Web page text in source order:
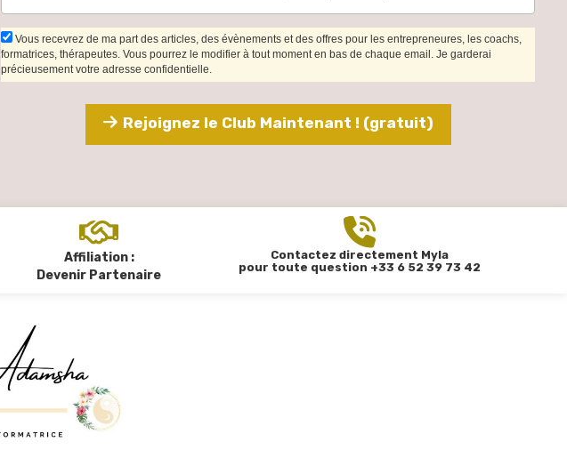
Vous recevrez de ma part des articles, des évènements et des offres pour les entrepreneures, les coachs,
formatrices, thérapeutes. Vous pourrez le modifier à tout moment en bas de chaque email. Je garderai
précieusement votre adresse confidentielle.
Rejoignez le Club Maintenant ! (gratuit)
Affiliation :
Devenir Partenaire
Contactez directement Myla
pour toute question +33 6 52 39 73 42